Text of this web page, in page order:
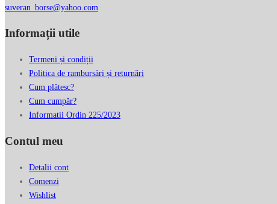
suveran_borse@yahoo.com
Informații utile
Termeni și condiții
Politica de rambursări și returnări
Cum plătesc?
Cum cumpăr?
Informatii Ordin 225/2023
Contul meu
Detalii cont
Comenzi
Wishlist